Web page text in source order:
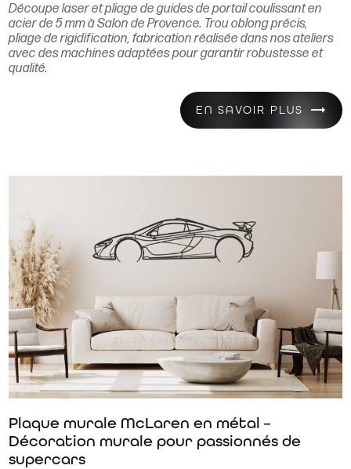
Découpe laser et pliage de guides de portail coulissant en
acier de 5 mm à Salon de Provence. Trou oblong précis,
pliage de rigidification, fabrication réalisée dans nos ateliers
avec des machines adaptées pour garantir robustesse et
qualité.
EN SAVOIR PLUS
Plaque murale McLaren en métal –
Décoration murale pour passionnés de
supercars